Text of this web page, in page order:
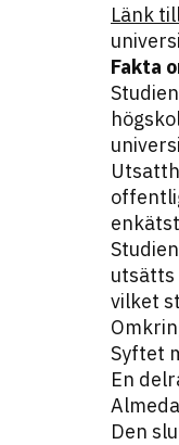
Länk
Fakta
utsätts
vilket
Syftet
En
Den